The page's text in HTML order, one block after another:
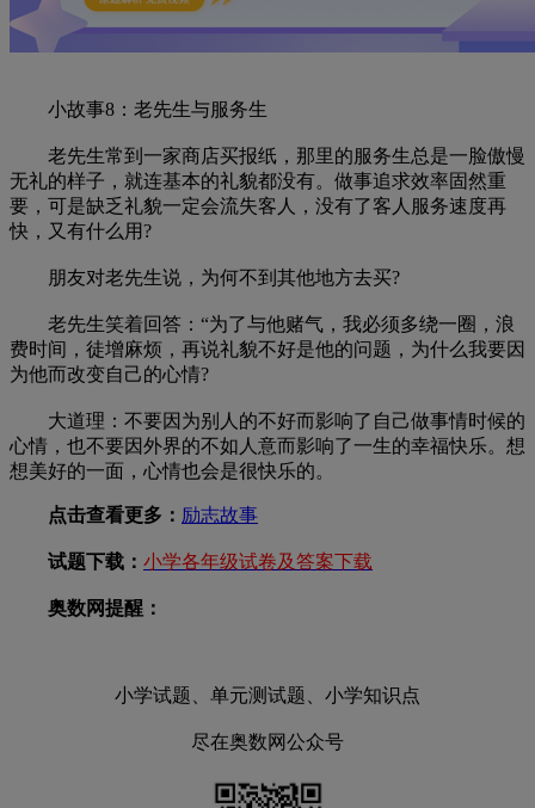
小故事8：老先生与服务生
老先生常到一家商店买报纸，那里的服务生总是一脸傲慢
无礼的样子，就连基本的礼貌都没有。做事追求效率固然重
要，可是缺乏礼貌一定会流失客人，没有了客人服务速度再
快，又有什么用?
朋友对老先生说，为何不到其他地方去买?
老先生笑着回答：“为了与他赌气，我必须多绕一圈，浪
费时间，徒增麻烦，再说礼貌不好是他的问题，为什么我要因
为他而改变自己的心情?
大道理：不要因为别人的不好而影响了自己做事情时候的
心情，也不要因外界的不如人意而影响了一生的幸福快乐。想
想美好的一面，心情也会是很快乐的。
点击查看更多： 励志故事
试题下载： 小学各年级试卷及答案下载
奥数网提醒：
小学试题、单元测试题、小学知识点
尽在奥数网公众号